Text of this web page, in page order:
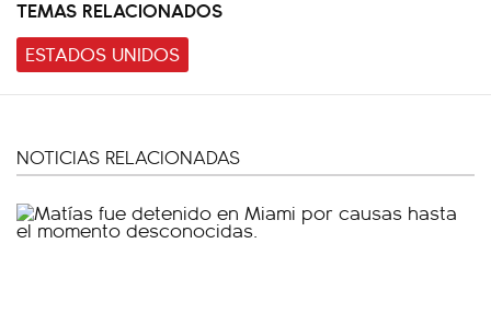
TEMAS RELACIONADOS
ESTADOS UNIDOS
NOTICIAS RELACIONADAS